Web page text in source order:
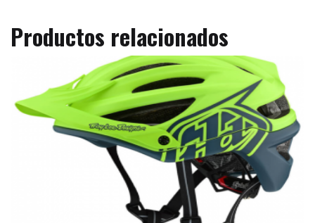
Productos relacionados